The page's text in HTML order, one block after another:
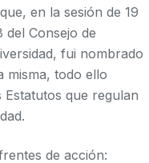
en la sesión de 19
del Consejo de
fui nombrado
misma, todo ello
Estatutos que regulan
de acción: